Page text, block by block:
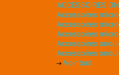
ACCESSOIRES
Accessoires
Accessoires
Accessoires
Accessoires
Accessoires
Voir tout